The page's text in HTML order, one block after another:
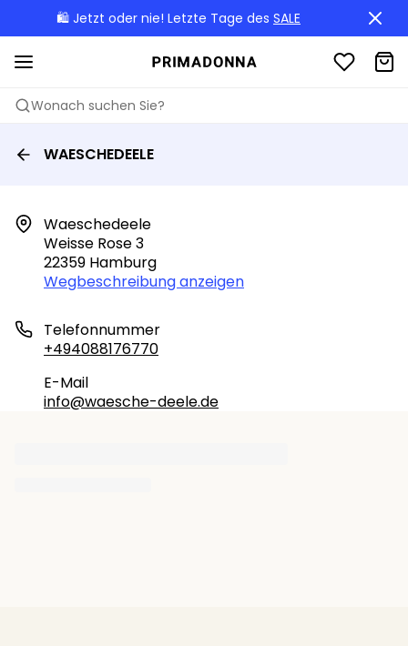
🛍️ Jetzt oder nie! Letzte Tage des SALE
Wonach suchen Sie?
WAESCHEDEELE
Waeschedeele
Weisse Rose 3
22359 Hamburg
Wegbeschreibung anzeigen
Telefonnummer
+494088176770
E-Mail
info@waesche-deele.de